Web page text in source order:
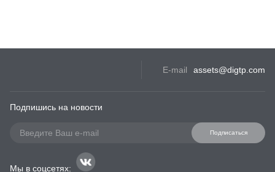
E-mail assets@digtp.com
Подпишись на новости
Подписаться
Мы в соцсетях: